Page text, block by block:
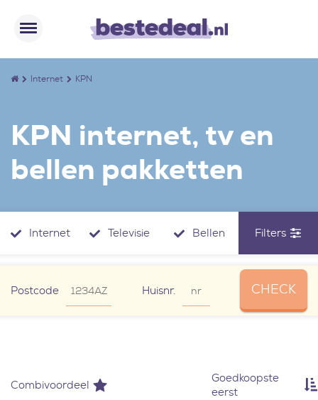
Internet KPN
KPN internet, tv en
bellen pakketten
Internet Televisie Bellen Filters
Postcode Huisnr. CHECK
Combivoordeel
Goedkoopste
eerst